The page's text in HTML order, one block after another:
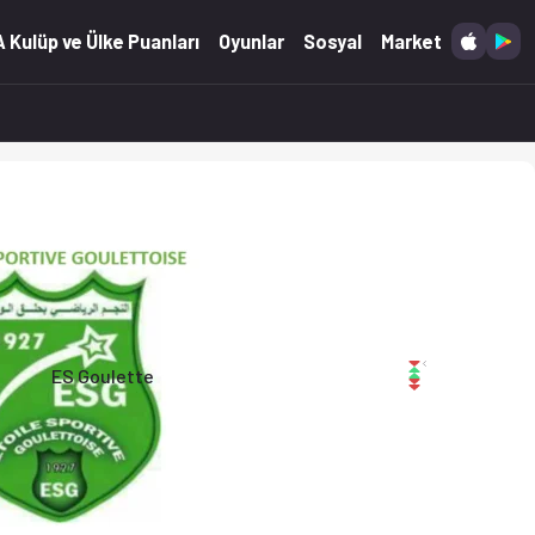
Kulüp ve Ülke Puanları Oyunlar Sosyal Market
ES Goulette